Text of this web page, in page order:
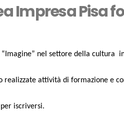
Impresa
nel settore della cultura
realizzate attività di formazione e
iscriversi.